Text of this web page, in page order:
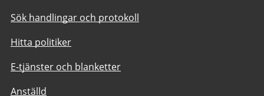
Sök handlingar och protokoll
Hitta politiker
E-tjänster och blanketter
Anställd